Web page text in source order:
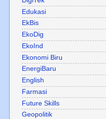
Edukasi
EkBis
EkoDig
EkoInd
Ekonomi Biru
EnergiBaru
English
Farmasi
Future Skills
Geopolitik